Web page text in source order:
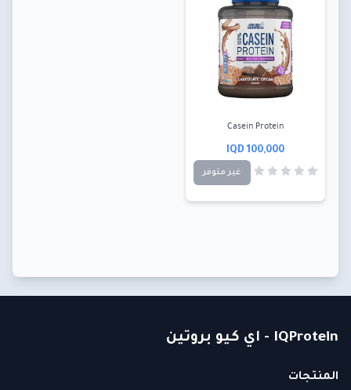
Casein Protein
100,000 IQD
غير متوفر
IQProtein - اي كيو بروتين
المنتجات